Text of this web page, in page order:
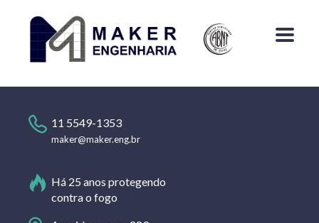
11 5549-1353
maker@maker.eng.br
Há 25 anos protegendo
contra o fogo